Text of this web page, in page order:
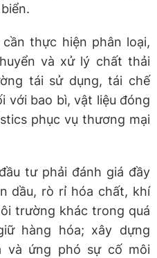
thực hiện phân loại,
và xử lý chất thải
tái sử dụng, tái chế
với bao bì, vật liệu đóng
phục vụ thương mại
tư phải đánh giá đầy
dầu, rò rỉ hóa chất, khí
trường khác trong quá
hàng hóa; xây dựng
và ứng phó sự cố môi